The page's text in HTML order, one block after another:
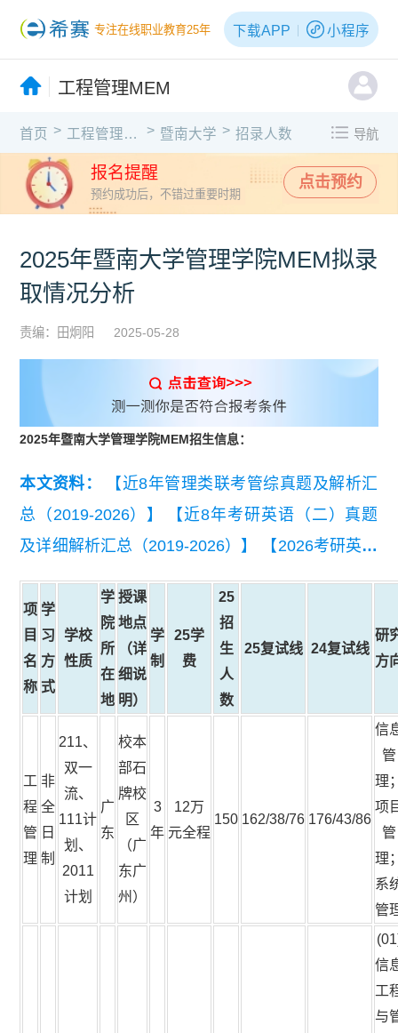
专注在线职业教育25年 下载APP 小程序
工程管理MEM
首页 > 工程管理MEM > 暨南大学 > 招录人数 导航
报名提醒
预约成功后，不错过重要时期
点击预约
2025年暨南大学管理学院MEM拟录
取情况分析
责编：田炯阳 2025-05-28
2025年暨南大学管理学院MEM招生信息：
本文资料：
【近8年管理类联考管综真题及解析汇
总（2019-2026）】
【近8年考研英语（二）真题
及详细解析汇总（2019-2026）】
【2026考研英语
（二）真题及答案解析】 【2026管理类联考综合
能力真题及答案【完整版】】
项
目
名
称
学
习
方
式
学校
性质
学
院
所
在
地
授课
地点
（详
细说
明）
学
制
25学
费
25
招
生
人
数
25复试线 24复试线
研
方
工
程
管
理
非
全
日
制
211、
双一
流、
111计
划、
2011
计划
广
东
校本
部石
牌校
区
（广
东广
州）
3
年
12万
元全程
150 162/38/76 176/43/86
信
管
理
项
管
理
系
管
信
工
与